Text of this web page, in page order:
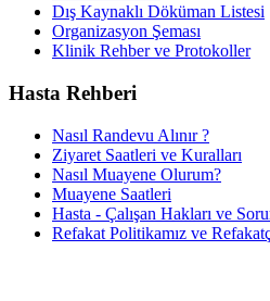
Dış Kaynaklı Döküman Listesi
Organizasyon Şeması
Klinik Rehber ve Protokoller
Hasta Rehberi
Nasıl Randevu Alınır ?
Ziyaret Saatleri ve Kuralları
Nasıl Muayene Olurum?
Muayene Saatleri
Hasta - Çalışan Hakları ve
Refakat Politikamız ve